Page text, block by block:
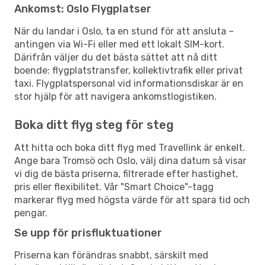
Ankomst: Oslo Flygplatser
När du landar i Oslo, ta en stund för att ansluta –
antingen via Wi-Fi eller med ett lokalt SIM-kort.
Därifrån väljer du det bästa sättet att nå ditt
boende: flygplatstransfer, kollektivtrafik eller privat
taxi. Flygplatspersonal vid informationsdiskar är en
stor hjälp för att navigera ankomstlogistiken.
Boka ditt flyg steg för steg
Att hitta och boka ditt flyg med Travellink är enkelt.
Ange bara Tromsö och Oslo, välj dina datum så visar
vi dig de bästa priserna, filtrerade efter hastighet,
pris eller flexibilitet. Vår "Smart Choice"-tagg
markerar flyg med högsta värde för att spara tid och
pengar.
Se upp för prisfluktuationer
Priserna kan förändras snabbt, särskilt med